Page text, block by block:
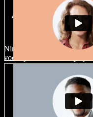
Amplia
femeninas
Ningún proyecto tiene por
voces y acentos de IA y